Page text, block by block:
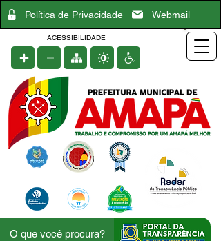
Política de Privacidade Webmail
ACESSIBILIDADE